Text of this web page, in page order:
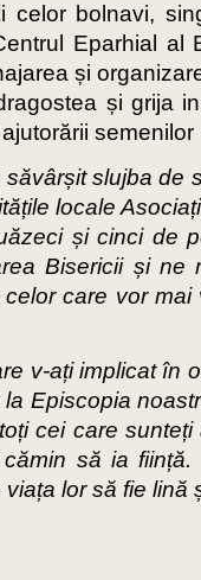
celor bolnavi,
Eparhial
și
și grija
semenilor
săvârșit slujba
locale
și cinci de
Bisericii și
care vor
v-ați implicat
Episcopia
cei care
să ia
lor să fie lină